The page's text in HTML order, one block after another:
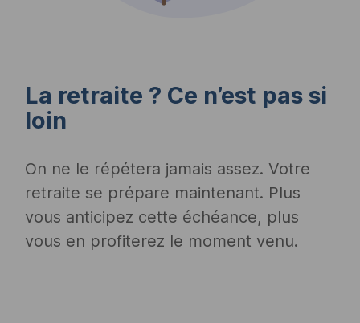
La retraite ? Ce n’est pas si
loin
On ne le répétera jamais assez. Votre
retraite se prépare maintenant. Plus
vous anticipez cette échéance, plus
vous en profiterez le moment venu.